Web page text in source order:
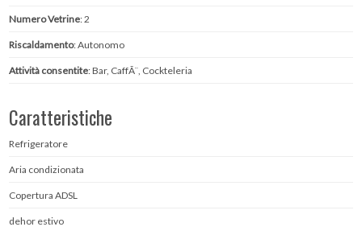
Numero Vetrine: 2
Riscaldamento: Autonomo
Attività consentite: Bar, CaffÃ¨, Cockteleria
Caratteristiche
Refrigeratore
Aria condizionata
Copertura ADSL
dehor estivo